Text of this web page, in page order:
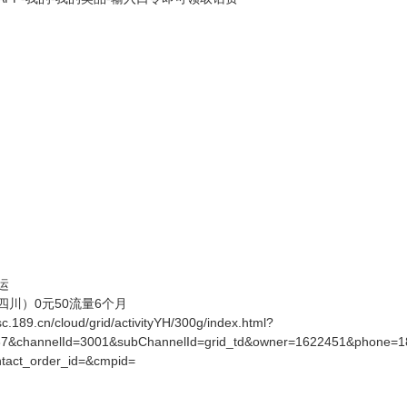
川）0元50流量6个月
cloud/grid/activityYH/300g/index.html?